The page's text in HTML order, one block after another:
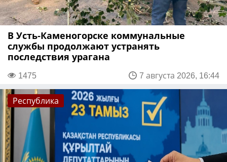
В Усть-Каменогорске коммунальные
службы продолжают устранять
последствия урагана
1475 7 августа 2026, 16:44
Республика